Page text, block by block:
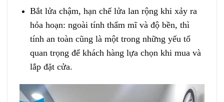
Bắt lửa chậm, hạn chế lửa lan rộng khi xảy ra
hỏa hoạn: ngoài tính thẩm mĩ và độ bền, thì
tính an toàn cũng là một trong những yếu tố
quan trọng để khách hàng lựa chọn khi mua và
lắp đặt cửa.